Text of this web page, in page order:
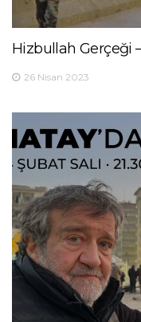
Hizbullah Gerçeği
26 Nisan 2023